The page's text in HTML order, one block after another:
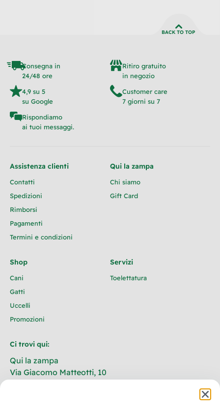
BACK TO TOP
Consegna in
24/48 ore
Ritiro gratuito
in negozio
4,9 su 5
su Google
Customer care
7 giorni su 7
Rispondiamo
ai tuoi messaggi.
Assistenza clienti
Contatti
Spedizioni
Rimborsi
Pagamenti
Termini e condizioni
Qui la zampa
Chi siamo
Gift Card
Shop
Cani
Gatti
Uccelli
Promozioni
Servizi
Toelettatura
Ci trovi qui:
Qui la zampa
Via Giacomo Matteotti, 10